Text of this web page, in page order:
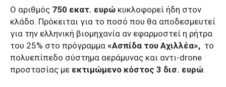
Ο αριθμός 750 εκατ. ευρώ κυκλοφορεί ήδη στον
κλάδο. Πρόκειται για το ποσό που θα αποδεσμευτεί
για την ελληνική βιομηχανία αν εφαρμοστεί η ρήτρα
του 25% στο πρόγραμμα «Ασπίδα του Αχιλλέα», το
πολυεπίπεδο σύστημα αεράμυνας και αντι-drone
προστασίας με εκτιμώμενο κόστος 3 δισ. ευρώ.